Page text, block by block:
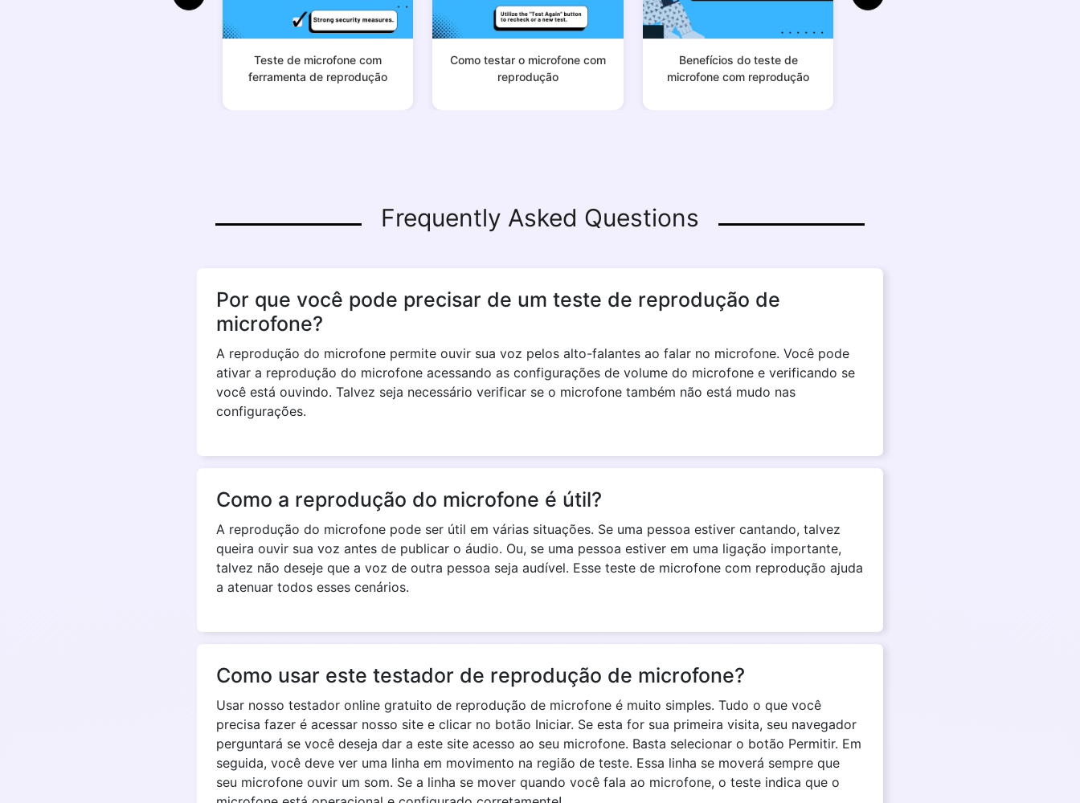
Teste de microfone com
ferramenta de reprodução
Como testar o microfone com
reprodução
Benefícios do teste de
microfone com reprodução
Frequently Asked Questions
Por que você pode precisar de um teste de reprodução de
microfone?
A reprodução do microfone permite ouvir sua voz pelos alto-falantes ao falar no microfone. Você pode
ativar a reprodução do microfone acessando as configurações de volume do microfone e verificando se
você está ouvindo. Talvez seja necessário verificar se o microfone também não está mudo nas
configurações.
Como a reprodução do microfone é útil?
A reprodução do microfone pode ser útil em várias situações. Se uma pessoa estiver cantando, talvez
queira ouvir sua voz antes de publicar o áudio. Ou, se uma pessoa estiver em uma ligação importante,
talvez não deseje que a voz de outra pessoa seja audível. Esse teste de microfone com reprodução ajuda
a atenuar todos esses cenários.
Como usar este testador de reprodução de microfone?
Usar nosso testador online gratuito de reprodução de microfone é muito simples. Tudo o que você
precisa fazer é acessar nosso site e clicar no botão Iniciar. Se esta for sua primeira visita, seu navegador
perguntará se você deseja dar a este site acesso ao seu microfone. Basta selecionar o botão Permitir. Em
seguida, você deve ver uma linha em movimento na região de teste. Essa linha se moverá sempre que
seu microfone ouvir um som. Se a linha se mover quando você fala ao microfone, o teste indica que o